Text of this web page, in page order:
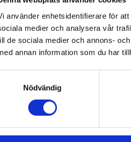
använder enhetsidentifierare för
medier och analysera vår
de sociala medier och annons-
annan information som du har
Nödvändig
förhöjda nivåer. Reumatoid artrit
som infektioner och
samt beställs som ett
är ett blodprov som mäter
att det har koagulerat och
inklusive RF, används denna
reumatoid artrit (RA) eller andra